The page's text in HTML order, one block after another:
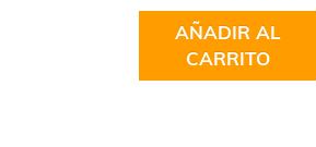
en5.00de
5
AÑADIR AL
CARRITO